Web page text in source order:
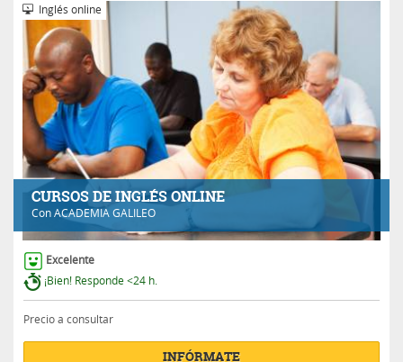
CURSOS DE INGLÉS ONLINE
ConACADEMIA GALILEO
Inglés online
Excelente
¡Bien! Responde <24 h.
Precio a consultar
INFÓRMATE